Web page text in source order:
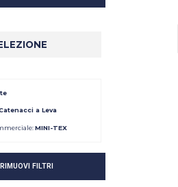
a Leva
MINI-TEX
RIMUOVI FILTRI